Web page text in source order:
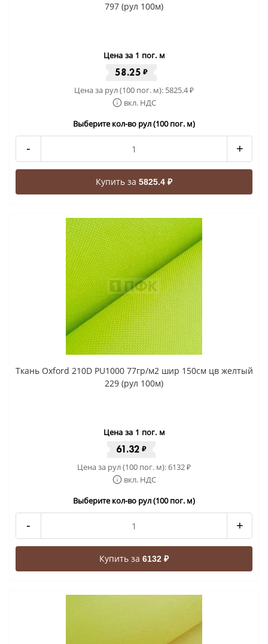
797 (рул 100м)
Цена за 1 пог. м
58.25 ₽
Цена за рул (100 пог. м): 5825.4₽
вкл. НДС
Выберите кол-во рул (100 пог. м)
- +
Купить за 5825.4 ₽
Ткань Oxford 210D PU1000 77гр/м2 шир 150см цв желтый
229 (рул 100м)
Цена за 1 пог. м
61.32 ₽
Цена за рул (100 пог. м):6132₽
вкл. НДС
Выберите кол-во рул (100 пог. м)
- +
Купить за 6132 ₽